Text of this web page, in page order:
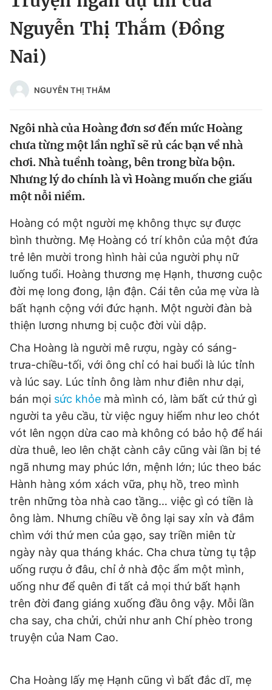
Chuyên mục khác
Chào ngày mới Tin 24h
Tin thị trường
Sản phẩm khác
Tiện ích Bạn cần biết
Thông tin tòa soạn Liên hệ quảng cáo
Đọc Thanh Niên trên điện thoại
Theo dõi báo trên
Hotline
0906 645 777
Liên hệ quảng cáo
0908 780 404
Đặt báo Quảng cáo RSS Tòa soạn Chính sách bảo
Tổng biên tập: Nguyễn Ngọc Toàn
Phó tổng biên tập thường trực: Hải Thành
Phó tổng biên tập: Lâm Hiếu Dũng
Phó tổng biên tập: Trần Việt Hưng
Tổng thư ký tòa soạn: Đức Trung
Giấy phép xuất bản số 110/GP - BTTTT cấp ngày 24.3.2020
© 2003-2026 Bản quyền thuộc về Báo Thanh Niên. Cấm sao
chép dưới mọi hình thức nếu không có sự chấp thuận bằng văn
bản. Phát triển bởi ePi Technologies, JSC.
Tin đã xem
Đăng xuất
Nguyễn Thị Thắm (Đồng
Nai)
NGUYỄN THỊ THẮM
Ngôi nhà của Hoàng đơn sơ đến mức Hoàng
chưa từng một lần nghĩ sẽ rủ các bạn về nhà
chơi. Nhà tuềnh toàng, bên trong bừa bộn.
Nhưng lý do chính là vì Hoàng muốn che giấu
một nỗi niềm.
Hoàng có một người mẹ không thực sự được
bình thường. Mẹ Hoàng có trí khôn của một đứa
trẻ lên mười trong hình hài của người phụ nữ
luống tuổi. Hoàng thương mẹ Hạnh, thương cuộc
đời mẹ long đong, lận đận. Cái tên của mẹ vừa là
bất hạnh cộng với đức hạnh. Một người đàn bà
thiện lương nhưng bị cuộc đời vùi dập.
Cha Hoàng là người mê rượu, ngày có sáng-
trưa-chiều-tối, với ông chỉ có hai buổi là lúc tỉnh
và lúc say. Lúc tỉnh ông làm như điên như dại,
bán mọi sức khỏe mà mình có, làm bất cứ thứ gì
người ta yêu cầu, từ việc nguy hiểm như leo chót
vót lên ngọn dừa cao mà không có bảo hộ để hái
dừa thuê, leo lên chặt cành cây cũng vài lần bị té
ngã nhưng may phúc lớn, mệnh lớn; lúc theo bác
Hành hàng xóm xách vữa, phụ hồ, treo mình
trên những tòa nhà cao tầng… việc gì có tiền là
ông làm. Nhưng chiều về ông lại say xỉn và đắm
chìm với thứ men của gạo, say triền miên từ
ngày này qua tháng khác. Cha chưa từng tụ tập
uống rượu ở đâu, chỉ ở nhà độc ẩm một mình,
uống như để quên đi tất cả mọi thứ bất hạnh
trên đời đang giáng xuống đầu ông vậy. Mỗi lần
cha say, cha chửi, chửi như anh Chí phèo trong
truyện của Nam Cao.
Cha Hoàng lấy mẹ Hạnh cũng vì bất đắc dĩ, mẹ